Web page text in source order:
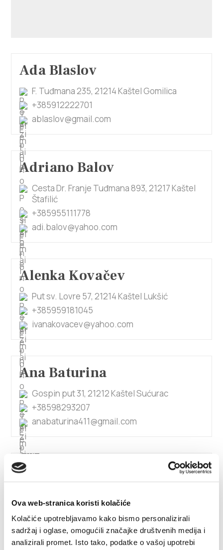
Ova web-stranica koristi kolačiće
Kolačiće upotrebljavamo kako bismo personalizirali
sadržaj i oglase, omogućili značajke društvenih medija i
analizirali promet. Isto tako, podatke o vašoj upotrebi
Ada Blaslov
F. Tuđmana 235, 21214 Kaštel Gomilica
+385912222701
ablaslov@gmail.com
Adriano Balov
Cesta Dr. Franje Tuđmana 893, 21217 Kaštel
Štafilić
+385955111778
adi.balov@yahoo.com
Alenka Kovačev
Put sv. Lovre 57, 21214 Kaštel Lukšić
+385959181045
ivanakovacev@yahoo.com
Ana Baturina
Gospin put 31, 21212 Kaštel Sućurac
+38598293207
anabaturina411@gmail.com
1/4
Ana Beram
Kneza Trpimira 66, 21212 Kaštel Sućurac
0915855472
antonioberam@gmail.com